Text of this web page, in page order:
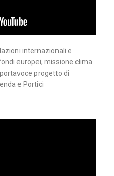
internazionali e
europei, missione clima
progetto di
e Portici